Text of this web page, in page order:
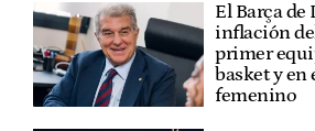
El Barça de
inflación
primer
basket y en
femenino